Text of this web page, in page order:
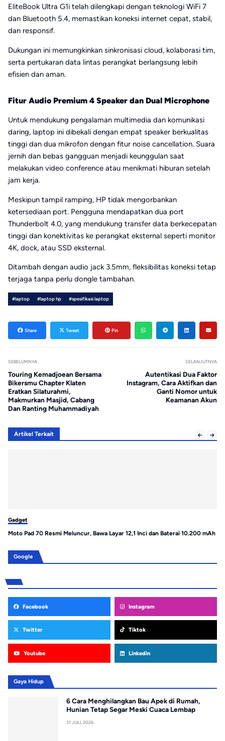
EliteBook Ultra G1i telah dilengkapi dengan teknologi WiFi 7
dan Bluetooth 5.4, memastikan koneksi internet cepat, stabil,
dan responsif.
Dukungan ini memungkinkan sinkronisasi cloud, kolaborasi tim,
serta pertukaran data lintas perangkat berlangsung lebih
efisien dan aman.
Fitur Audio Premium 4 Speaker dan Dual Microphone
Untuk mendukung pengalaman multimedia dan komunikasi
daring, laptop ini dibekali dengan empat speaker berkualitas
tinggi dan dua mikrofon dengan fitur noise cancellation. Suara
jernih dan bebas gangguan menjadi keunggulan saat
melakukan video conference atau menikmati hiburan setelah
jam kerja.
Meskipun tampil ramping, HP tidak mengorbankan
ketersediaan port. Pengguna mendapatkan dua port
Thunderbolt 4.0, yang mendukung transfer data berkecepatan
tinggi dan konektivitas ke perangkat eksternal seperti monitor
4K, dock, atau SSD eksternal.
Ditambah dengan audio jack 3.5mm, fleksibilitas koneksi tetap
terjaga tanpa perlu dongle tambahan.
#laptop #laptop hp #spesifikasi laptop
Share Tweet Pin
SEBELUMNYA
Touring Kemadjoean Bersama
Bikersmu Chapter Klaten
Eratkan Silaturahmi,
Makmurkan Masjid, Cabang
Dan Ranting Muhammadiyah
SELANJUTNYA
Autentikasi Dua Faktor
Instagram, Cara Aktifkan dan
Ganti Nomor untuk
Keamanan Akun
Artikel Terkait
Gadget
Moto Pad 70 Resmi Meluncur, Bawa Layar 12,1 Inci dan Baterai 10.200 mAh
Google
Facebook Instagram
Twitter Tiktok
Youtube Linkedin
Gaya Hidup
6 Cara Menghilangkan Bau Apek di Rumah,
Hunian Tetap Segar Meski Cuaca Lembap
31 JULI, 2026